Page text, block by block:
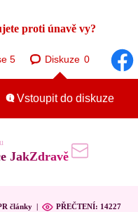
proti únavě vy?
Diskuze 0
Vstoupit do diskuze
JakZdravě
články | PŘEČTENÍ: 14227